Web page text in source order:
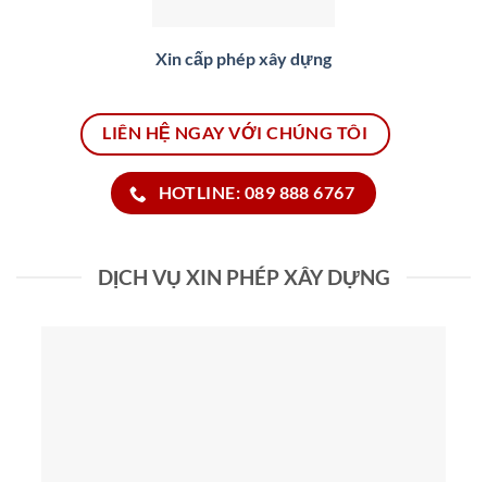
Xin cấp phép xây dựng
LIÊN HỆ NGAY VỚI CHÚNG TÔI
HOTLINE: 089 888 6767
DỊCH VỤ XIN PHÉP XÂY DỰNG